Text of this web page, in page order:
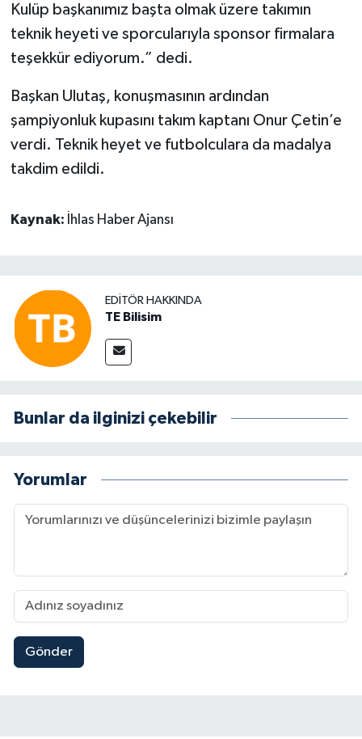
Kulüp başkanımız başta olmak üzere takımın
teknik heyeti ve sporcularıyla sponsor firmalara
teşekkür ediyorum.” dedi.
Başkan Ulutaş, konuşmasının ardından
şampiyonluk kupasını takım kaptanı Onur Çetin’e
verdi. Teknik heyet ve futbolculara da madalya
takdim edildi.
Kaynak: İhlas Haber Ajansı
EDITÖR HAKKINDA
TE Bilisim
Bunlar da ilginizi çekebilir
Yorumlar
Gönder